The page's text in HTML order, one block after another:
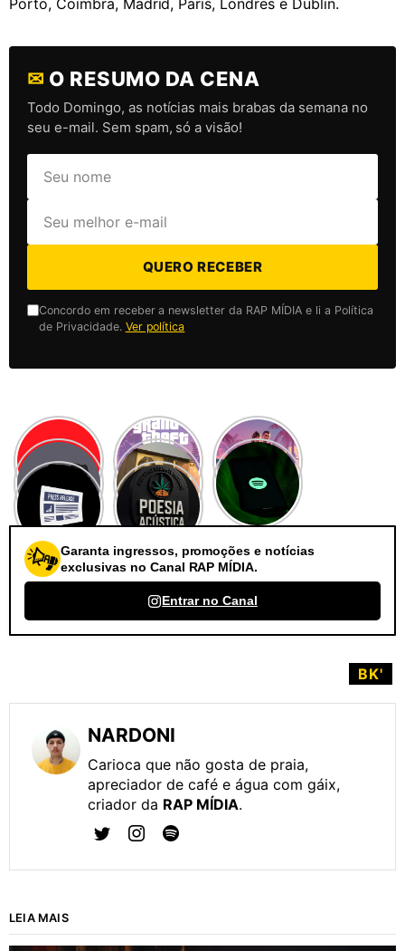
Porto, Coimbra, Madrid, Paris, Londres e Dublin.
✉ O RESUMO DA CENA
Todo Domingo, as notícias mais brabas da semana no
seu e-mail. Sem spam, só a visão!
QUERO RECEBER
Concordo em receber a newsletter da RAP MÍDIA e li a Política
de Privacidade. Ver política
Garanta ingressos, promoções e notícias
exclusivas no Canal RAP MÍDIA.
Entrar no Canal
BK'
NARDONI
Carioca que não gosta de praia,
apreciador de café e água com gáix,
criador da RAP MÍDIA.
LEIA MAIS